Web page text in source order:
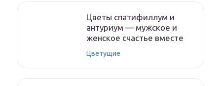
Цветы спатифиллум и
антуриум — мужское и
женское счастье вместе
Цветущие